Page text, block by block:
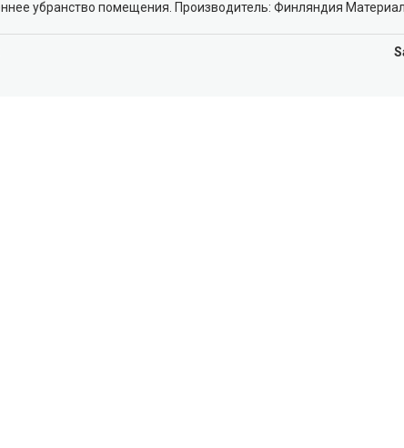
убранство помещения. Производитель: Финляндия